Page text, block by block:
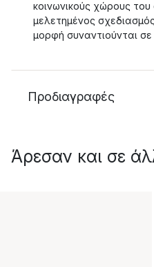
κοινωνικούς χώρους του
μελετημένος
μορφή συναντιούνται
Προδιαγραφές
Άρεσαν και σε